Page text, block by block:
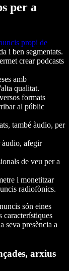
per a
propi de
i ben segmentats.
crear podcasts
amb
qualitat.
formats
al públic
també àudio, per
àudio, afegir
de veu per a
i monetitzar
radiofònics.
són eines
característiques
seva presència a
arxius